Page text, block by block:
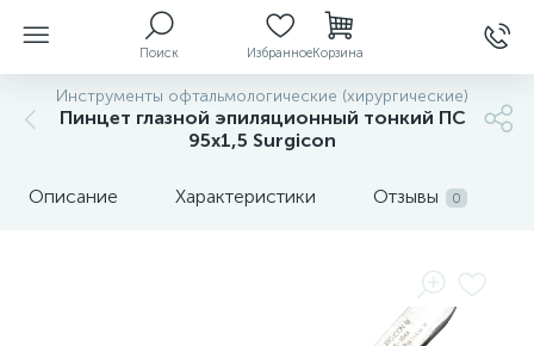
Поиск ИзбранноеКорзина
Инструменты офтальмологические (хирургические)
Пинцет глазной эпиляционный тонкий ПС
95х1,5 Surgicon
Описание Характеристики Отзывы 0